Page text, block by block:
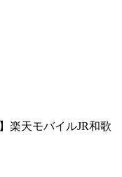
楽天モバイルJR和歌